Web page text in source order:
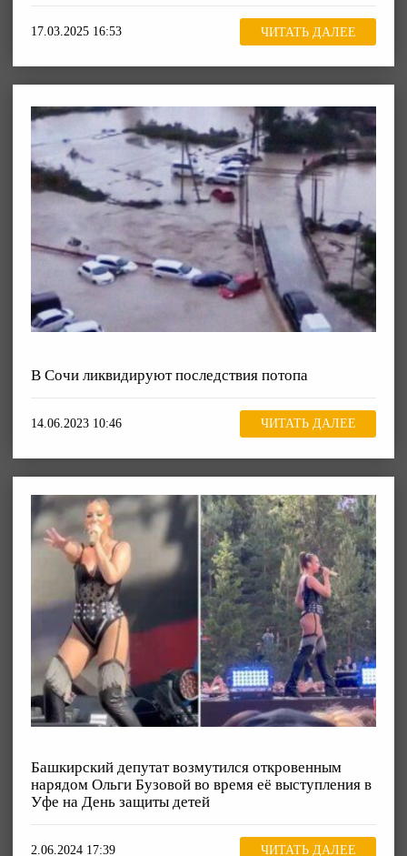
17.03.2025 16:53 ЧИТАТЬ ДАЛЕЕ
В Сочи ликвидируют последствия потопа
14.06.2023 10:46 ЧИТАТЬ ДАЛЕЕ
Башкирский депутат возмутился откровенным
нарядом Ольги Бузовой во время её выступления в
Уфе на День защиты детей
2.06.2024 17:39 ЧИТАТЬ ДАЛЕЕ